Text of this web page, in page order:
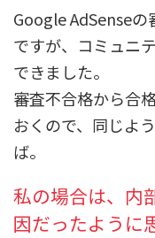
Google AdSense
ですが、コミュニ
できました。
審査不合格から合
おくので、同じよ
ば。
私の場合は、内
因だったように